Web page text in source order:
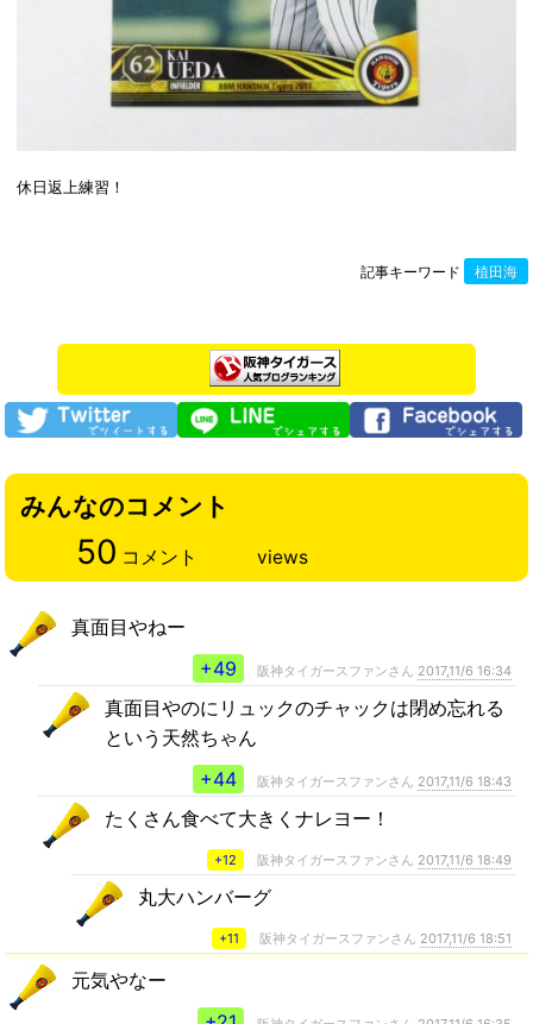
休日返上練習！
記事キーワード 植田海
みんなのコメント
50 コメント views
真面目やねー
+49
阪神タイガースファンさん 2017,11/6 16:34
真面目やのにリュックのチャックは閉め忘れる
という天然ちゃん
+44
阪神タイガースファンさん 2017,11/6 18:43
たくさん食べて大きくナレヨー！
+12 阪神タイガースファンさん 2017,11/6 18:49
丸大ハンバーグ
+11 阪神タイガースファンさん 2017,11/6 18:51
元気やなー